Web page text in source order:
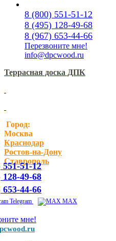
8 (800) 551-51-12
8 (495) 128-49-68
8 (967) 653-44-66
Перезвоните мне!
info@dpcwood.ru
Террасная доска ДПК
Город:
Москва
Краснодар
Ростов-на-Дону
Ставрополь
551-51-12
128-49-68
653-44-66
Telegram MAX
мне!